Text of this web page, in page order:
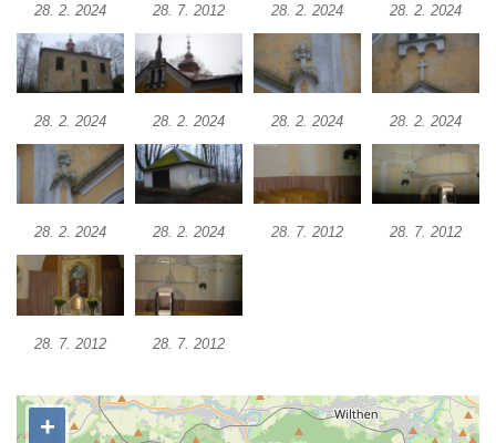
Teplicích nad Metují
Kostel svatého Vavřince v Teplicích nad
Metují
Hrobová kaple Johanna Nitsche na
hřbitově na Vlčí Hoře
Kostel svatého Jana Křtitele na Zámeckém
náměstí v Teplicích
Chrám Povýšení svatého Kříže na
Výklenková kaple u vodojemu v severní
části Kozel
28. 2. 2024 28. 7. 2012 28. 2. 2024 28. 2. 2024
28. 2. 2024 28. 2. 2024 28. 2. 2024 28. 2. 2024
28. 2. 2024 28. 2. 2024 28. 7. 2012 28. 7. 2012
28. 7. 2012 28. 7. 2012